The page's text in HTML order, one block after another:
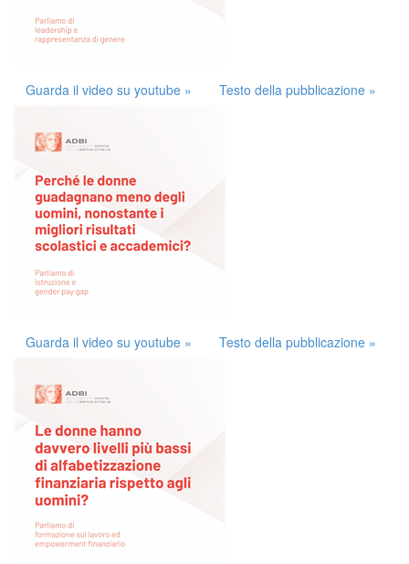
Guarda il video su youtube » Testo della pubblicazione »
Guarda il video su youtube » Testo della pubblicazione »